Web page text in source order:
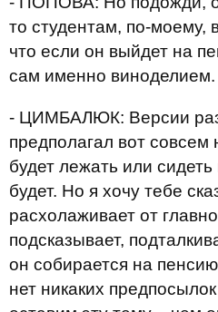
то студентам, по-моему,
что если он выйдет на
сам именно виноделием.
- ЦИМБАЛЮК: Версии
предполагал вот совсем
будет лежать или
будет. Но я хочу тебе
расхолаживает от
подсказывает,
он собирается на
нет никаких